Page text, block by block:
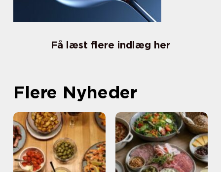
Få læst flere indlæg her
Flere Nyheder